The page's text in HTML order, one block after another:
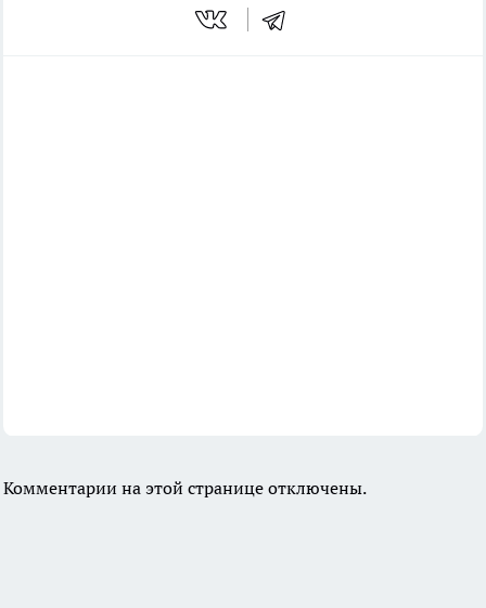
Комментарии на этой странице отключены.